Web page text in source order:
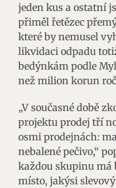
jeden kus a ostatní
přiměl řetězec
které by nemusel
likvidaci odpadu
bedýnkám podle
než milion korun
„V současné době
projektu prodej tří
osmi prodejnách:
nebalené pečivo,“
každou skupinu má
místo, jakýsi